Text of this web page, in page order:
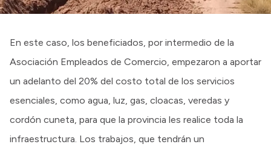
En este caso, los beneficiados, por intermedio de la
Asociación Empleados de Comercio, empezaron a aportar
un adelanto del 20% del costo total de los servicios
esenciales, como agua, luz, gas, cloacas, veredas y
cordón cuneta, para que la provincia les realice toda la
infraestructura. Los trabajos, que tendrán un